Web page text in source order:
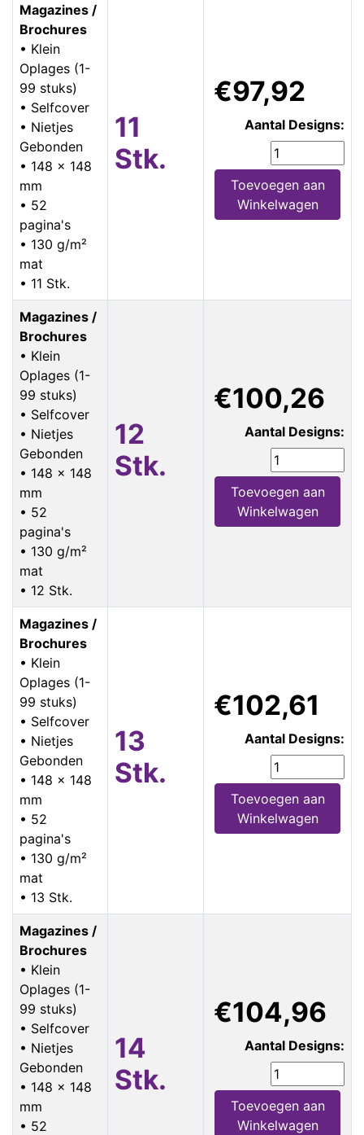
Magazines /
Brochures
• Klein
Oplages (1-
99 stuks)
• Selfcover
• Nietjes
Gebonden
• 148 x 148
mm
• 52
pagina's
• 130 g/m²
mat
• 11 Stk.
11
Stk.
€97,92
Aantal Designs:
Toevoegen aan
Winkelwagen
Magazines /
Brochures
• Klein
Oplages (1-
99 stuks)
• Selfcover
• Nietjes
Gebonden
• 148 x 148
mm
• 52
pagina's
• 130 g/m²
mat
• 12 Stk.
12
Stk.
€100,26
Aantal Designs:
Toevoegen aan
Winkelwagen
Magazines /
Brochures
• Klein
Oplages (1-
99 stuks)
• Selfcover
• Nietjes
Gebonden
• 148 x 148
mm
• 52
pagina's
• 130 g/m²
mat
• 13 Stk.
13
Stk.
€102,61
Aantal Designs:
Toevoegen aan
Winkelwagen
Magazines /
Brochures
• Klein
Oplages (1-
99 stuks)
• Selfcover
• Nietjes
Gebonden
• 148 x 148
mm
• 52
14
Stk.
€104,96
Aantal Designs:
Toevoegen aan
Winkelwagen